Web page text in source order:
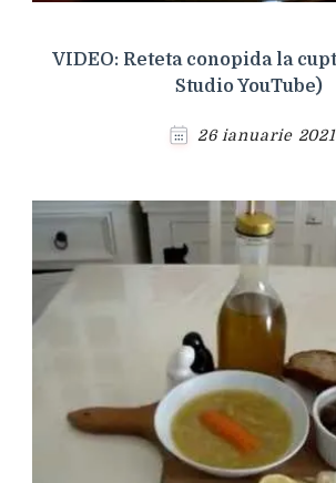
VIDEO: Reteta conopida la
Studio YouTube)
26 ianuarie 2021